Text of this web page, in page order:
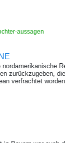
aussagen
zurückzugeben,
verfrachtet